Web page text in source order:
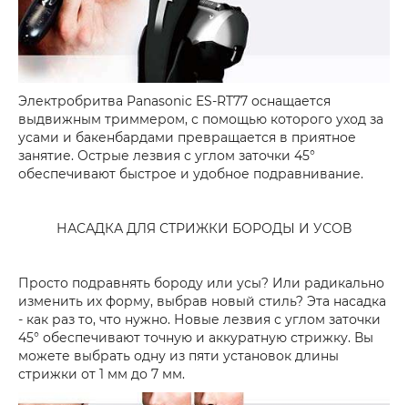
Электробритва Panasonic ES-RT77 оснащается
выдвижным триммером, с помощью которого уход за
усами и бакенбардами превращается в приятное
занятие. Острые лезвия с углом заточки 45°
обеспечивают быстрое и удобное подравнивание.
НАСАДКА ДЛЯ СТРИЖКИ БОРОДЫ И УСОВ
Просто подравнять бороду или усы? Или радикально
изменить их форму, выбрав новый стиль? Эта насадка
- как раз то, что нужно. Новые лезвия с углом заточки
45° обеспечивают точную и аккуратную стрижку. Вы
можете выбрать одну из пяти установок длины
стрижки от 1 мм до 7 мм.